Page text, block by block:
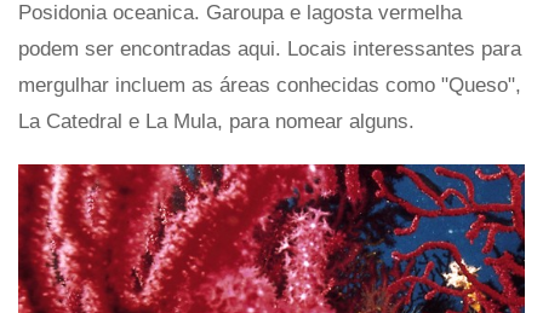
Posidonia oceanica. Garoupa e lagosta vermelha
podem ser encontradas aqui. Locais interessantes para
mergulhar incluem as áreas conhecidas como "Queso",
La Catedral e La Mula, para nomear alguns.